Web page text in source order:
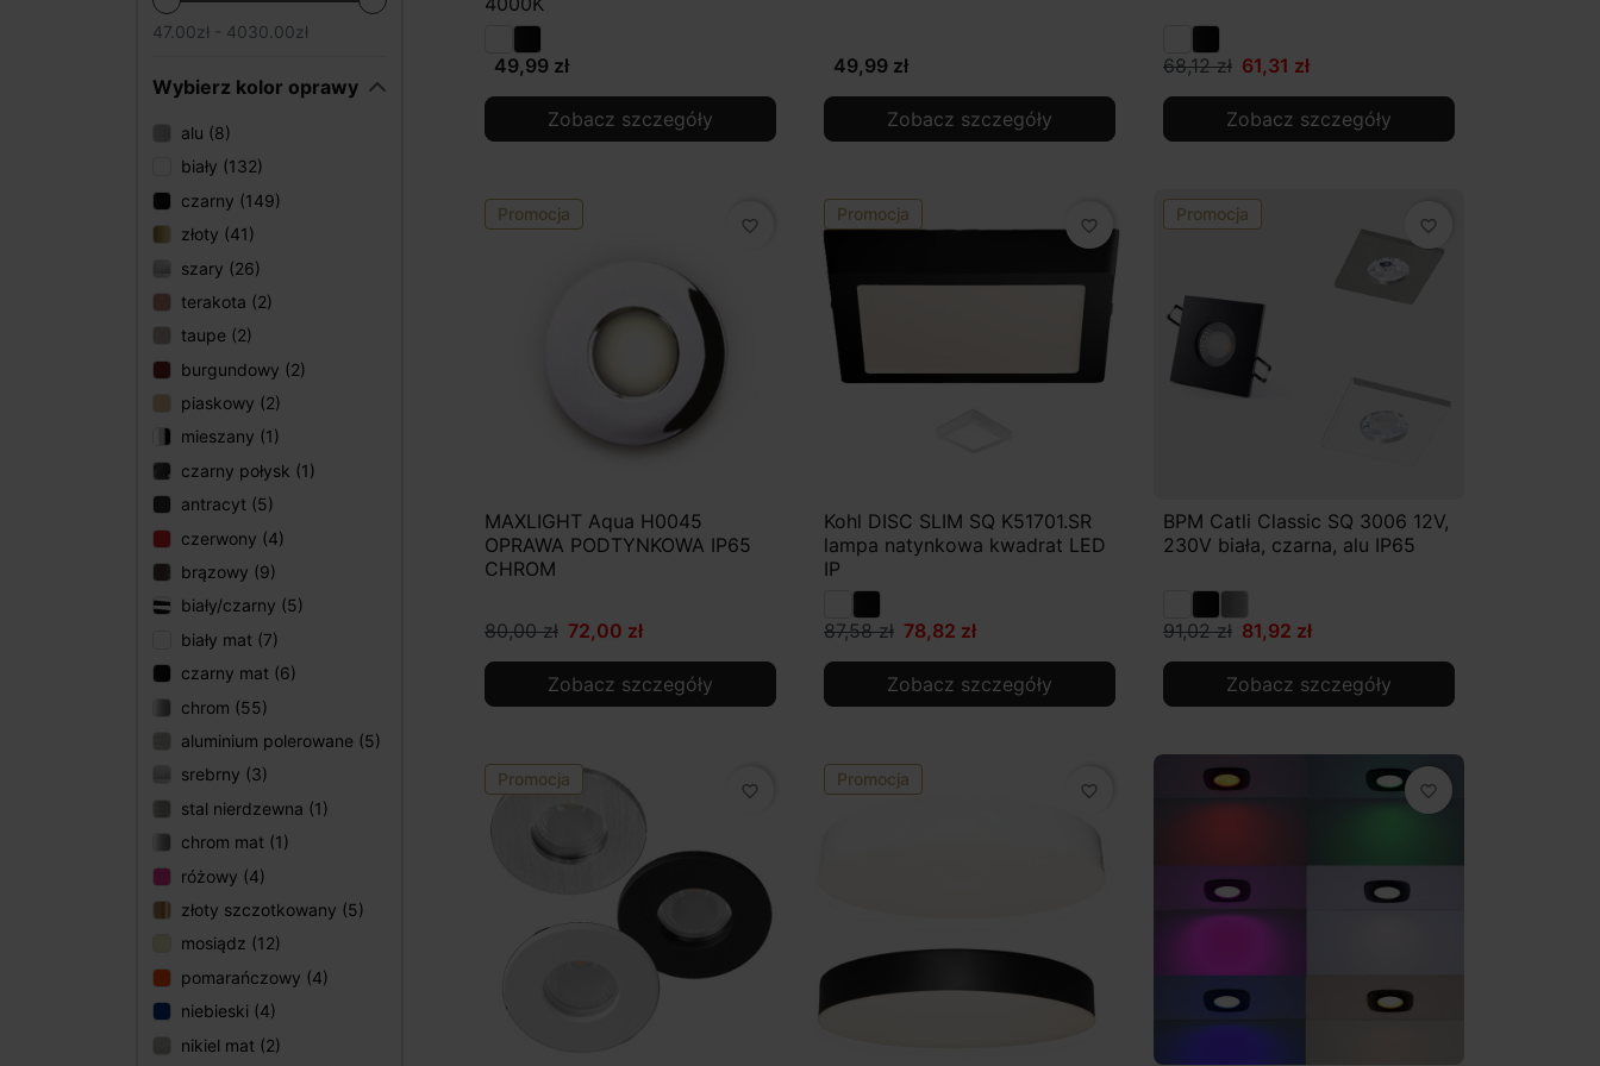
47.00zł - 4030.00zł
Wybierz kolor oprawy
alu (8)
biały (132)
czarny (149)
złoty (41)
szary (26)
terakota (2)
taupe (2)
burgundowy (2)
piaskowy (2)
mieszany (1)
czarny połysk (1)
antracyt (5)
czerwony (4)
brązowy (9)
biały/czarny (5)
biały mat (7)
czarny mat (6)
chrom (55)
aluminium polerowane (5)
srebrny (3)
stal nierdzewna (1)
chrom mat (1)
różowy (4)
złoty szczotkowany (5)
mosiądz (12)
pomarańczowy (4)
niebieski (4)
nikiel mat (2)
49,99 zł
Zobacz szczegóły
49,99 zł
Zobacz szczegóły
68,12 zł 61,31 zł
Zobacz szczegóły
Promocja
favorite_border
MAXLIGHT Aqua H0045
OPRAWA PODTYNKOWA IP65
CHROM
80,00 zł 72,00 zł
Zobacz szczegóły
Promocja
favorite_border
Kohl DISC SLIM SQ K51701.SR
lampa natynkowa kwadrat LED
IP
87,58 zł 78,82 zł
Zobacz szczegóły
Promocja
favorite_border
BPM Catli Classic SQ 3006 12V,
230V biała, czarna, alu IP65
91,02 zł 81,92 zł
Zobacz szczegóły
Promocja
favorite_border
Promocja
favorite_border favorite_border